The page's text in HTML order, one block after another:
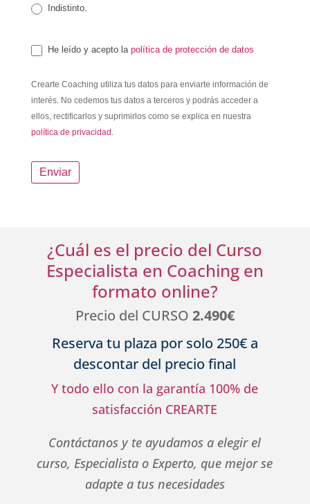
Indistinto.
He leído y acepto la política de protección de datos
Crearte Coaching utiliza tus datos para enviarte información de
interés. No cedemos tus datos a terceros y podrás acceder a
ellos, rectificarlos y suprimirlos como se explica en nuestra
política de privacidad.
Enviar
¿Cuál es el precio del Curso
Especialista en Coaching en
formato online?
Precio del CURSO 2.490€
Reserva tu plaza por solo 250€ a
descontar del precio final
Y todo ello con la garantía 100% de
satisfacción CREARTE
Contáctanos y te ayudamos a elegir el
curso, Especialista o Experto, que mejor se
adapte a tus necesidades